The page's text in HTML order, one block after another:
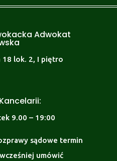
Adwokat
18 lok. 2, I piętro
9.00 – 19:00
sądowe termin
umówić